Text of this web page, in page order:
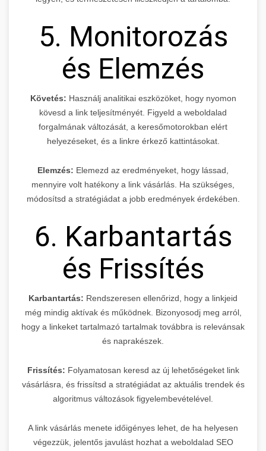
5. Monitorozás
és Elemzés
Követés: Használj analitikai eszközöket, hogy nyomon
kövesd a link teljesítményét. Figyeld a weboldalad
forgalmának változását, a keresőmotorokban elért
helyezéseket, és a linkre érkező kattintásokat.
Elemzés: Elemezd az eredményeket, hogy lássad,
mennyire volt hatékony a link vásárlás. Ha szükséges,
módosítsd a stratégiádat a jobb eredmények érdekében.
6. Karbantartás
és Frissítés
Karbantartás: Rendszeresen ellenőrizd, hogy a linkjeid
még mindig aktívak és működnek. Bizonyosodj meg arról,
hogy a linkeket tartalmazó tartalmak továbbra is relevánsak
és naprakészek.
Frissítés: Folyamatosan keresd az új lehetőségeket link
vásárlásra, és frissítsd a stratégiádat az aktuális trendek és
algoritmus változások figyelembevételével.
A link vásárlás menete időigényes lehet, de ha helyesen
végezzük, jelentős javulást hozhat a weboldalad SEO